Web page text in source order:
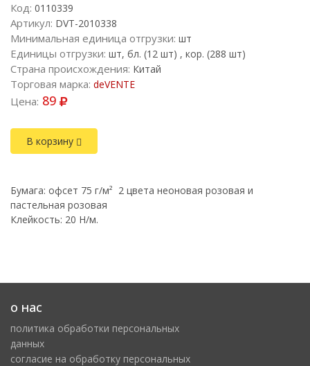
Код: 0110339
Артикул: DVT-2010338
Минимальная единица отгрузки: шт
Единицы отгрузки: шт, бл. (12 шт) , кор. (288 шт)
Страна происхождения: Китай
Торговая марка: deVENTE
Цена: 89
В корзину
Бумага: офсет 75 г/м² 2 цвета неоновая розовая и
пастельная розовая
Клейкость: 20 Н/м.
о нас
политика обработки персональных
данных
cогласие на обработку персональных